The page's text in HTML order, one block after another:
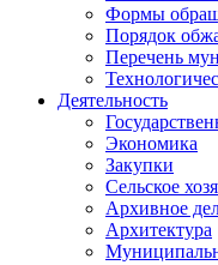
Формы
Порядок
Перечень
Деятельность
Экономика
Закупки
Сельское
Архивное
Архитектура